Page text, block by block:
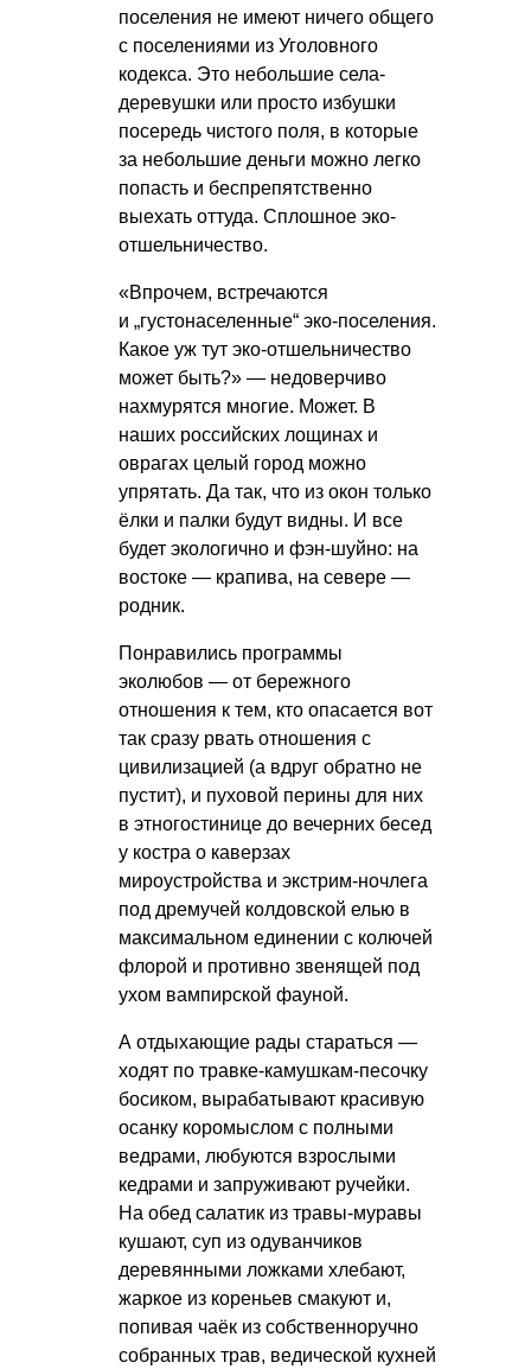
поселения не имеют ничего общего
с поселениями из Уголовного
кодекса. Это небольшие села-
деревушки или просто избушки
посередь чистого поля, в которые
за небольшие деньги можно легко
попасть и беспрепятственно
выехать оттуда. Сплошное эко-
отшельничество.
«Впрочем, встречаются
и „густонаселенные“ эко-поселения.
Какое уж тут эко-отшельничество
может быть?» — недоверчиво
нахмурятся многие. Может. В
наших российских лощинах и
оврагах целый город можно
упрятать. Да так, что из окон только
ёлки и палки будут видны. И все
будет экологично и фэн-шуйно: на
востоке — крапива, на севере —
родник.
Понравились программы
эколюбов — от бережного
отношения к тем, кто опасается вот
так сразу рвать отношения с
цивилизацией (а вдруг обратно не
пустит), и пуховой перины для них
в этногостинице до вечерних бесед
у костра о каверзах
мироустройства и экстрим-ночлега
под дремучей колдовской елью в
максимальном единении с колючей
флорой и противно звенящей под
ухом вампирской фауной.
А отдыхающие рады стараться —
ходят по травке-камушкам-песочку
босиком, вырабатывают красивую
осанку коромыслом с полными
ведрами, любуются взрослыми
кедрами и запруживают ручейки.
На обед салатик из травы-муравы
кушают, суп из одуванчиков
деревянными ложками хлебают,
жаркое из кореньев смакуют и,
попивая чаёк из собственноручно
собранных трав, ведической кухней